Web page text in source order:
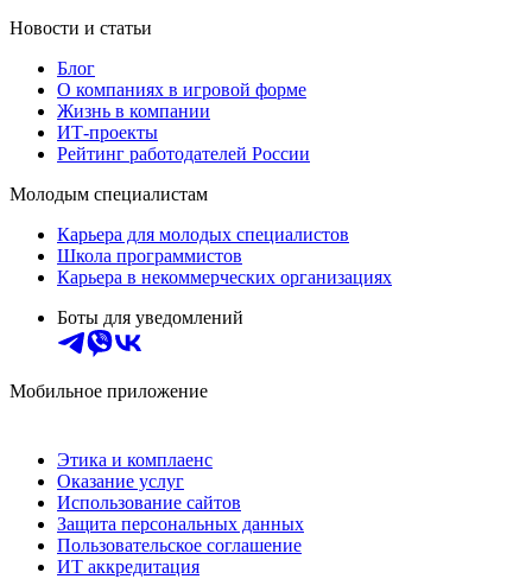
Новости и статьи
Блог
О компаниях в игровой форме
Жизнь в компании
ИТ-проекты
Рейтинг работодателей России
Молодым специалистам
Карьера для молодых специалистов
Школа программистов
Карьера в некоммерческих организациях
Боты для уведомлений
Мобильное приложение
Этика и комплаенс
Оказание услуг
Использование сайтов
Защита персональных данных
Пользовательское соглашение
ИТ аккредитация